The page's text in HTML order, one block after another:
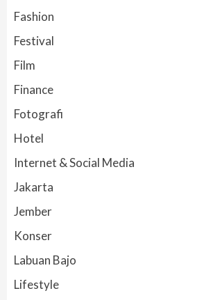
Fashion
Festival
Film
Finance
Fotografi
Hotel
Internet & Social Media
Jakarta
Jember
Konser
Labuan Bajo
Lifestyle